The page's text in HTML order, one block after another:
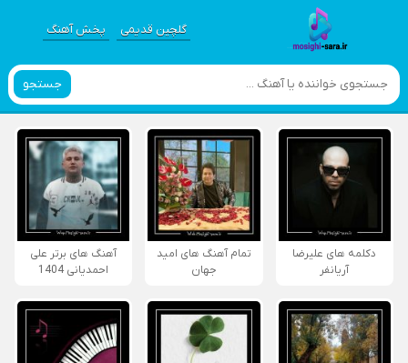
گلچین قدیمی پخش آهنگ
جستجو
دکلمه های علیرضا
آریانفر
تمام آهنگ های امید
جهان
آهنگ های برتر علی
احمدیانی 1404